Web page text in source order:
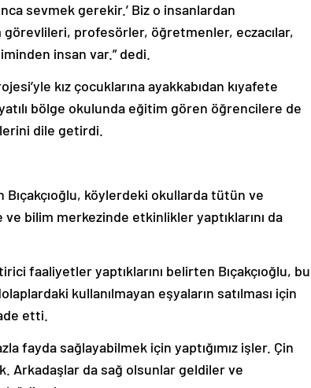
sevmek gerekir.’ Biz o insanlardan
profesörler, öğretmenler, eczacılar,
insan var.” dedi.
kız çocuklarına ayakkabıdan kıyafete
bölge okulunda eğitim gören öğrencilere de
dile getirdi.
Bıçakçıoğlu, köylerdeki okullarda tütün ve
bilim merkezinde etkinlikler yaptıklarını da
faaliyetler yaptıklarını belirten Bıçakçıoğlu, bu
kullanılmayan eşyaların satılması için
etti.
fayda sağlayabilmek için yaptığımız işler. Çin
Arkadaşlar da sağ olsunlar geldiler ve